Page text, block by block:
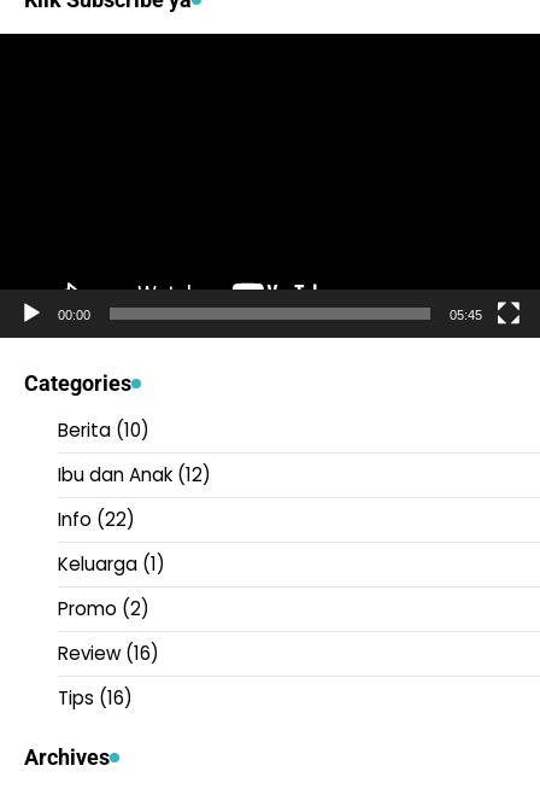
00:00 05:45
Categories
Berita (10)
Ibu dan Anak (12)
Info (22)
Keluarga (1)
Promo (2)
Review (16)
Tips (16)
Archives